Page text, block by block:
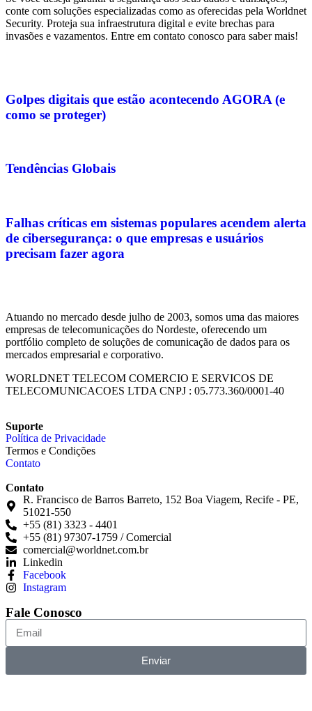
conte com soluções especializadas como as oferecidas pela Worldnet
Security. Proteja sua infraestrutura digital e evite brechas para
invasões e vazamentos. Entre em contato conosco para saber mais!
Golpes digitais que estão acontecendo AGORA (e
como se proteger)
Tendências Globais
Falhas críticas em sistemas populares acendem alerta
de cibersegurança: o que empresas e usuários
precisam fazer agora
Atuando no mercado desde julho de 2003, somos uma das maiores
empresas de telecomunicações do Nordeste, oferecendo um
portfólio completo de soluções de comunicação de dados para os
mercados empresarial e corporativo.
WORLDNET TELECOM COMERCIO E SERVICOS DE
TELECOMUNICACOES LTDA CNPJ : 05.773.360/0001-40
Suporte
Política de Privacidade
Termos e Condições
Contato
Contato
R. Francisco de Barros Barreto, 152 Boa Viagem, Recife - PE,
51021-550
+55 (81) 3323 - 4401
+55 (81) 97307-1759 / Comercial
comercial@worldnet.com.br
Linkedin
Facebook
Instagram
Fale Conosco
Enviar